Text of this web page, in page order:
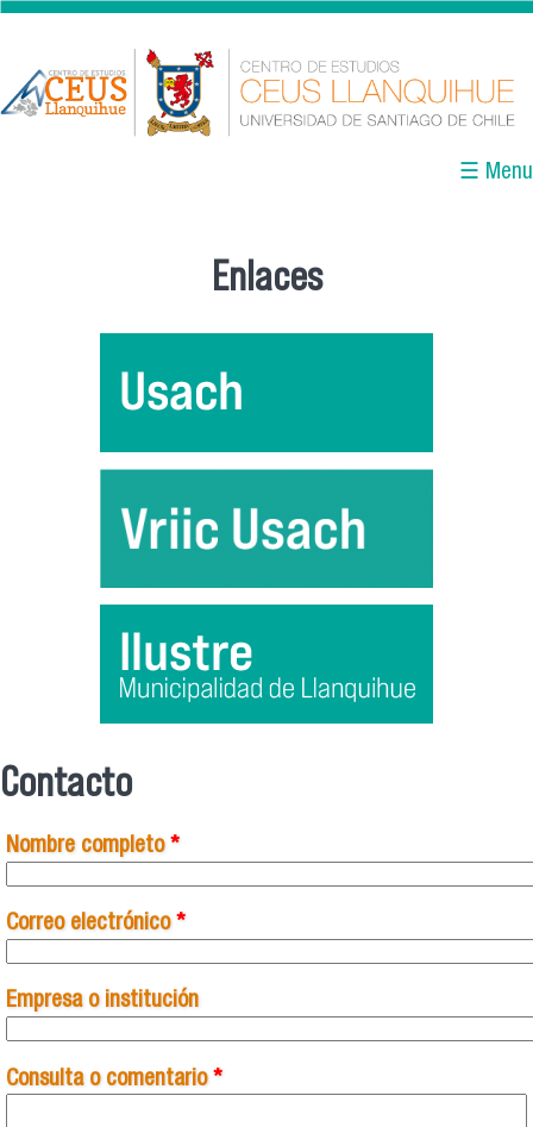
Pasar al contenido principal
☰ Menu
Enlaces
Contacto
Nombre completo *
Correo electrónico *
Empresa o institución
Consulta o comentario *